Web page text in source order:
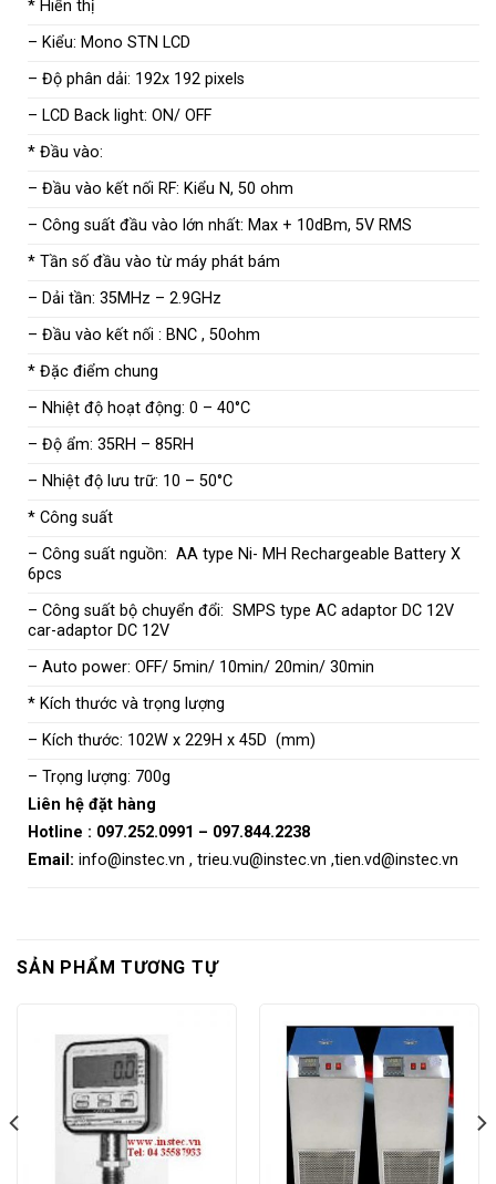
* Hiển thị
– Kiểu: Mono STN LCD
– Độ phân dải: 192x 192 pixels
– LCD Back light: ON/ OFF
* Đầu vào:
– Đầu vào kết nối RF: Kiểu N, 50 ohm
– Công suất đầu vào lớn nhất: Max + 10dBm, 5V RMS
* Tần số đầu vào từ máy phát bám
– Dải tần: 35MHz – 2.9GHz
– Đầu vào kết nối : BNC , 50ohm
* Đặc điểm chung
– Nhiệt độ hoạt động: 0 – 40°C
– Độ ẩm: 35RH – 85RH
– Nhiệt độ lưu trữ: 10 – 50°C
* Công suất
– Công suất nguồn: AA type Ni- MH Rechargeable Battery X
6pcs
– Công suất bộ chuyển đổi: SMPS type AC adaptor DC 12V
car-adaptor DC 12V
– Auto power: OFF/ 5min/ 10min/ 20min/ 30min
* Kích thước và trọng lượng
– Kích thước: 102W x 229H x 45D (mm)
– Trọng lượng: 700g
Liên hệ đặt hàng
Hotline : 097.252.0991 – 097.844.2238
Email: info@instec.vn , trieu.vu@instec.vn ,tien.vd@instec.vn
SẢN PHẨM TƯƠNG TỰ